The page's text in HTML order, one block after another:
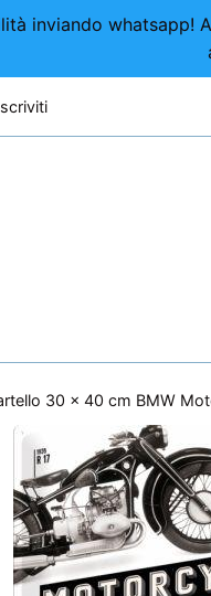
inviando
30 x 40 cm BMW